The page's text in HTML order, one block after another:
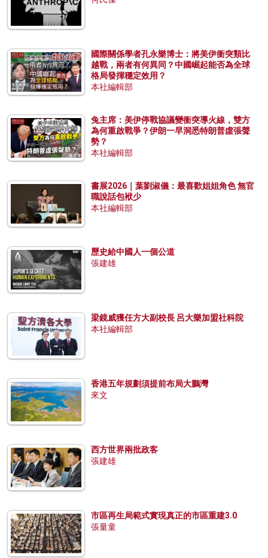
國際關係學者孔永樂博士：將美伊衝突類比
越戰，兩者有何異同？中國崛起能否為全球
格局發揮穩定效用？
本社編輯部
兔主席：美伊停戰協議變衝突導火線，雙方
為何重啟戰爭？伊朗一早洞悉特朗普虛張聲
勢？
本社編輯部
書展2026｜葉劉淑儀：最喜歡姐姐角色 無官
職說話包袱少
本社編輯部
歷史給中國人一個公道
張建雄
梁鏡威獲任方大副校長 呂大樂加盟社科院
本社編輯部
香港五年規劃須提前布局大鵬灣
來文
西方世界兩批政客
張建雄
市區再生局範式實現真正的市區重建3.0
張量童